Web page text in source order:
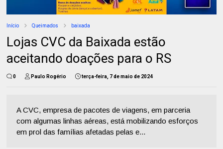
Início Queimados baixada
Lojas CVC da Baixada estão
aceitando doações para o RS
0 Paulo Rogério terça-feira, 7 de maio de 2024
A CVC, empresa de pacotes de viagens, em parceria
com algumas linhas aéreas, está mobilizando esforços
em prol das famílias afetadas pelas e...